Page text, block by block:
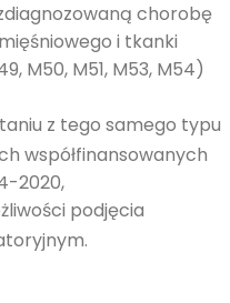
chorobę
i tkanki
M50, M51, M53, M54)
z tego samego typu
współfinansowanych
2020,
podjęcia